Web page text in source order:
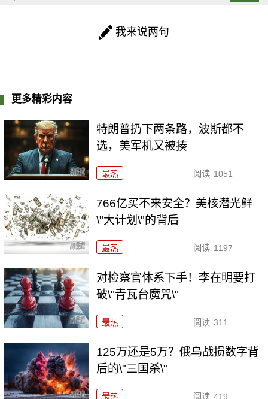
我来说两句
更多精彩内容
特朗普扔下两条路，波斯都不
选，美军机又被揍
最热 阅读 1051
766亿买不来安全？美核潜光鲜
\"大计划\"的背后
最热 阅读 1197
对检察官体系下手！李在明要打
破\"青瓦台魔咒\"
最热 阅读 311
125万还是5万？俄乌战损数字背
后的\"三国杀\"
最热 阅读 419